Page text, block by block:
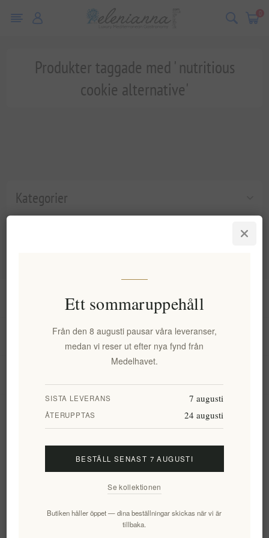
0
Kategorier
Produkter taggade med ' nutritious
cookie alternative'
Mitt konto
Prenumerera Avsluta bevakning
Ett sommaruppehåll
Från den 8 augusti pausar våra leveranser,
medan vi reser ut efter nya fynd från
Medelhavet.
SISTA LEVERANS 7 augusti
ÅTERUPPTAS 24 augusti
BESTÄLL SENAST 7 AUGUSTI
Se kollektionen
Butiken håller öppet — dina beställningar skickas när vi är
tillbaka.